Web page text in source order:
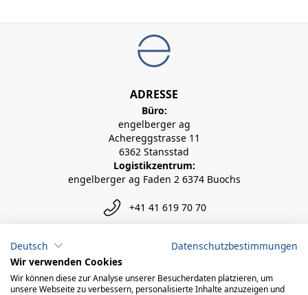
ADRESSE
Büro:
engelberger ag
Achereggstrasse 11
6362 Stansstad
Logistikzentrum:
engelberger ag Faden 2 6374 Buochs
+41 41 619 70 70
info@engelberger.ch
Deutsch
Datenschutzbestimmungen
Wir verwenden Cookies
Wir können diese zur Analyse unserer Besucherdaten platzieren, um
unsere Webseite zu verbessern, personalisierte Inhalte anzuzeigen und